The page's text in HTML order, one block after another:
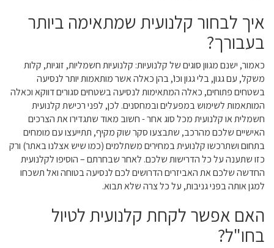
איך לבחור קלנועית שמתאימה ביותר
בעבורך?
כאמור, ישנם מגוון סוגים של קלנועיות: קלנועיות חשמליות, זוגיות, קלות
משקל, עם גגון, בלי גגון וכו', בהן כאלה אשר מותאמות יותר לנסיעה
בשטחים פתוחים, כאלה המתאימות לנסיעה בשטחים סגורים דווקא וכאלה
המותאמות לשימוש במפעלים ובמחסנים. לכן, לפני רכישת קלנועית
חשמלית או קלנועית מכל סוג אחר - חשוב מאוד שתגדירו את הצרכים
האישיים שלכם מהרכב, שתבצעו סקר שוק מקיף, תתייעצו עם מומחים
בתחום ושתרכשו קלנועית במחירים משתלמים (כמו שיש אצלנו באתר) ורק
כזו שתענה על כל הדרישות שלכם. לאחר שבחרתם – הוסיפו לקלנועית
החדשה שלכם את האביזרים הדרושים לכם לנסיעה בטוחה ואל תשכחו
למגן אותה בפני גניבות, על כל צרה שלא תבוא.
האם אפשר לקחת קלנועית לטיול
בחו"ל?